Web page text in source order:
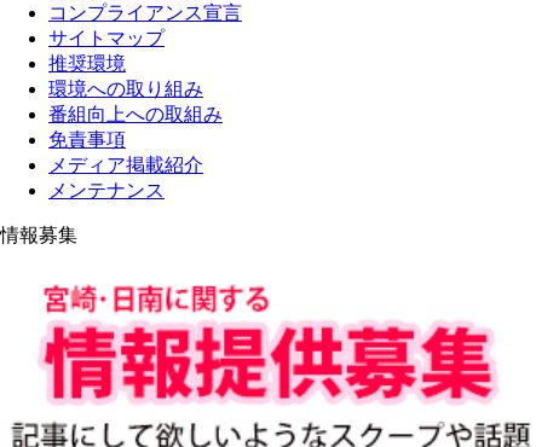
コンプライアンス宣言
サイトマップ
推奨環境
環境への取り組み
番組向上への取組み
免責事項
メディア掲載紹介
メンテナンス
情報募集